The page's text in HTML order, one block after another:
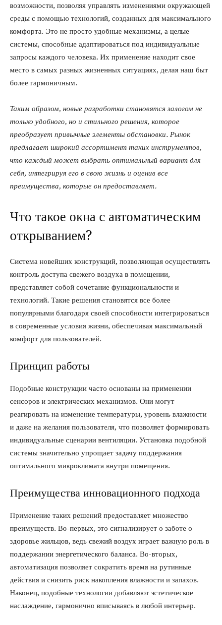
возможности, позволяя управлять изменениями окружающей
среды с помощью технологий, созданных для максимального
комфорта. Это не просто удобные механизмы, а целые
системы, способные адаптироваться под индивидуальные
запросы каждого человека. Их применение находит свое
место в самых разных жизненных ситуациях, делая наш быт
более гармоничным.
Таким образом, новые разработки становятся залогом не
только удобного, но и стильного решения, которое
преобразует привычные элементы обстановки. Рынок
предлагает широкий ассортимент таких инструментов,
что каждый может выбрать оптимальный вариант для
себя, интегрируя его в свою жизнь и оценив все
преимущества, которые он предоставляет.
Что такое окна с автоматическим
открыванием?
Система новейших конструкций, позволяющая осуществлять
контроль доступа свежего воздуха в помещении,
представляет собой сочетание функциональности и
технологий. Такие решения становятся все более
популярными благодаря своей способности интегрироваться
в современные условия жизни, обеспечивая максимальный
комфорт для пользователей.
Принцип работы
Подобные конструкции часто основаны на применении
сенсоров и электрических механизмов. Они могут
реагировать на изменение температуры, уровень влажности
и даже на желания пользователя, что позволяет формировать
индивидуальные сценарии вентиляции. Установка подобной
системы значительно упрощает задачу поддержания
оптимального микроклимата внутри помещения.
Преимущества инновационного подхода
Применение таких решений предоставляет множество
преимуществ. Во-первых, это сигнализирует о заботе о
здоровье жильцов, ведь свежий воздух играет важную роль в
поддержании энергетического баланса. Во-вторых,
автоматизация позволяет сократить время на рутинные
действия и снизить риск накопления влажности и запахов.
Наконец, подобные технологии добавляют эстетическое
наслаждение, гармонично вписываясь в любой интерьер.